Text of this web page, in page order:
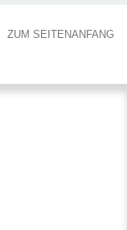
ZUM SEITENANFANG